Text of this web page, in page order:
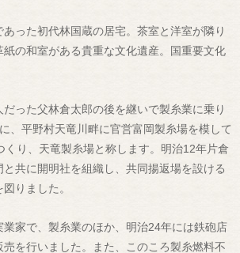
った初代林国蔵の居宅。茶室と洋室が隣り
の和室がある貴重な文化遺産。国重要文化
った父林倉太郎の後を継いで製糸業に乗り
、平野村天竜川畔に官営富岡製糸場を模して
くり、天竜製糸場と称します。明治12年片倉
共に開明社を組織し、共同揚返場を設ける
りました。
家で、製糸業のほか、明治24年には鉄砲店
を行いました。また、このころ製糸燃料不